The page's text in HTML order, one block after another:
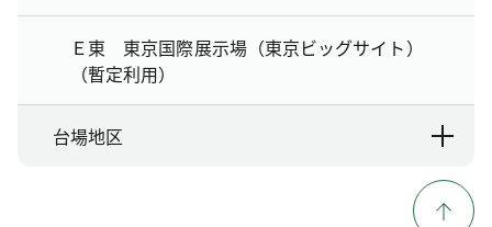
Ｅ東 東京国際展示場（東京ビッグサイト）
（暫定利用）
台場地区